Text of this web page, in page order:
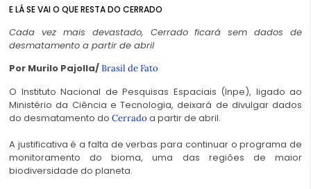
E LÁ SE VAI O QUE RESTA DO CERRADO
Cada vez mais devastado, Cerrado ficará sem dados de
desmatamento a partir de abril
Por Murilo Pajolla/Brasil de Fato
O Instituto Nacional de Pesquisas Espaciais (Inpe), ligado ao
Ministério da Ciência e Tecnologia, deixará de divulgar dados
do desmatamento do Cerrado a partir de abril.
A justificativa é a falta de verbas para continuar o programa de
monitoramento do bioma, uma das regiões de maior
biodiversidade do planeta.